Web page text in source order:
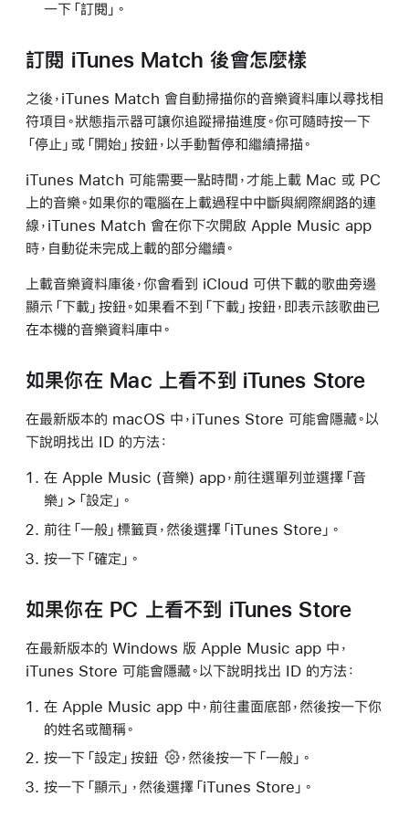
一下「訂閱」。
訂閱 iTunes Match 後會怎麼樣
之後，iTunes Match 會自動掃描你的音樂資料庫以尋找相
符項目。狀態指示器可讓你追蹤掃描進度。你可隨時按一下
「停止」或「開始」按鈕，以手動暫停和繼續掃描。
iTunes Match 可能需要一點時間，才能上載 Mac 或 PC
上的音樂。如果你的電腦在上載過程中中斷與網際網路的連
線，iTunes Match 會在你下次開啟 Apple Music app
時，自動從未完成上載的部分繼續。
上載音樂資料庫後，你會看到 iCloud 可供下載的歌曲旁邊
顯示「下載」按鈕。如果看不到「下載」按鈕，即表示該歌曲已
在本機的音樂資料庫中。
如果你在 Mac 上看不到 iTunes Store
在最新版本的 macOS 中，iTunes Store 可能會隱藏。以
下說明找出 ID 的方法：
在 Apple Music (音樂) app，前往選單列並選擇「音
樂」>「設定」。
前往「一般」標籤頁，然後選擇「iTunes Store」。
按一下「確定」。
如果你在 PC 上看不到 iTunes Store
在最新版本的 Windows 版 Apple Music app 中，
iTunes Store 可能會隱藏。以下說明找出 ID 的方法：
在 Apple Music app 中，前往畫面底部，然後按一下你
的姓名或簡稱。
按一下「設定」按鈕
，然後按一下「一般」。
按一下「顯示」，然後選擇「iTunes Store」。